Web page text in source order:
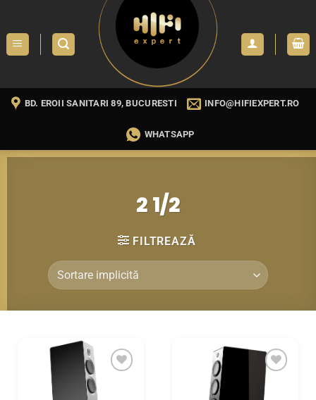
content
BD. EROII SANITARI 89, BUCURESTI INFO@HIFIEXPERT.RO
WHATSAPP
2 1/2
FILTREAZĂ
WISHLIST WISHLIST